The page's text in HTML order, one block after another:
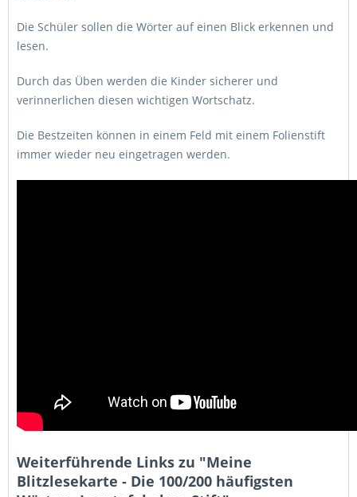
Die Schüler sollen die Wörter auf einen Blick erkennen und
lesen.
Durch das Üben werden die Kinder sicherer und
verinnerlichen diesen wichtigen Wortschatz.
Die Bestzeiten können in einem Feld mit einem Folienstift
immer wieder neu eingetragen werden.
Weiterführende Links zu "Meine
Blitzlesekarte - Die 100/200 häufigsten